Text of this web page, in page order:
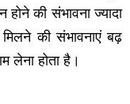
की संभावना ज्यादा
की संभावनाएं बढ़
लेना होता है।